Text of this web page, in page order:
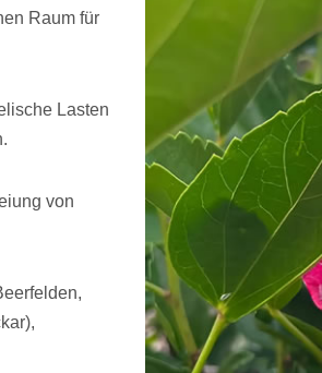
Raum für
Lasten
von